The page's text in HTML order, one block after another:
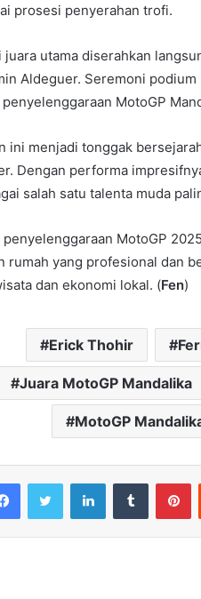
prosesi penyerahan trofi.
utama diserahkan
Aldeguer. Seremoni
MotoGP
ini menjadi tonggak
Dengan performa
salah satu talenta muda
penyelenggaraan MotoGP
rumah yang profesional dan
dan ekonomi lokal. (Fen)
Erick Thohir
Juara MotoGP Mandalika
MotoGP
FacebookTwitter LinkedIn Tumblr